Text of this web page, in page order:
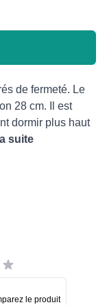
de fermeté. Le
28 cm. Il est
dormir plus haut
suite
le produit